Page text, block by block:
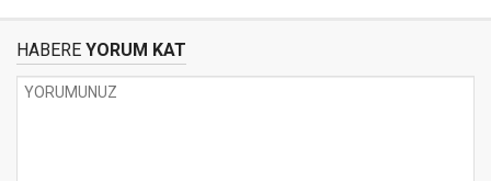
HABERE YORUM KAT